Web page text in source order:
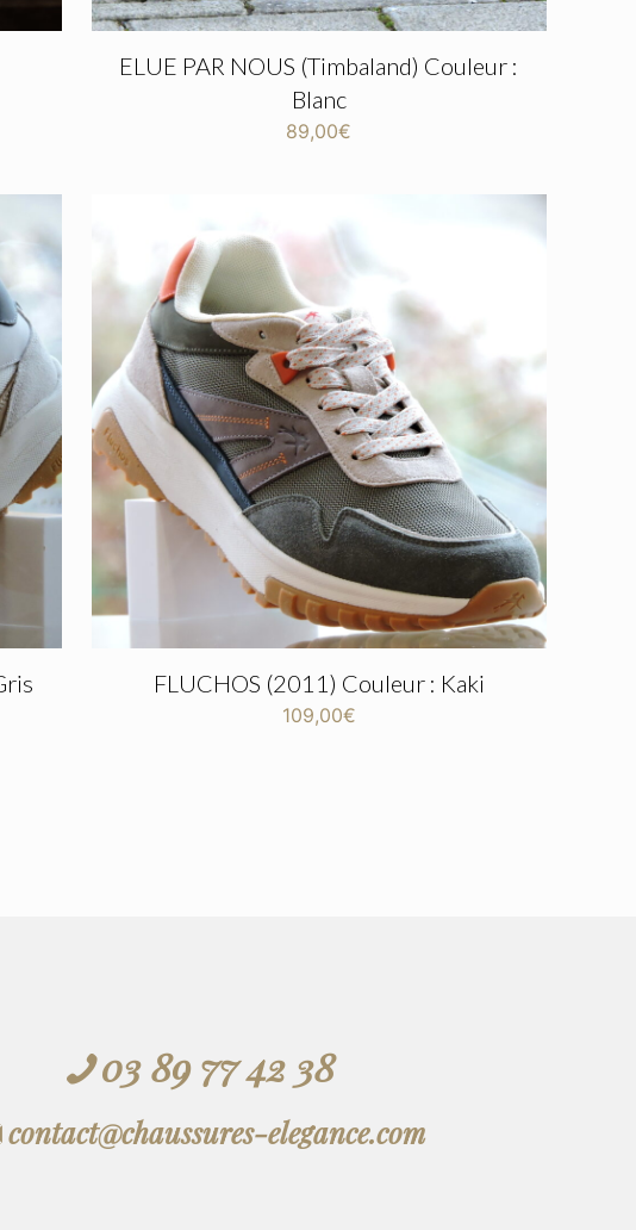
ELUE PAR NOUS (Timbaland) Couleur :
Blanc
89,00€
FLUCHOS (2011) Couleur : Kaki
109,00€
03 89 77 42 38
contact@chaussures-elegance.com